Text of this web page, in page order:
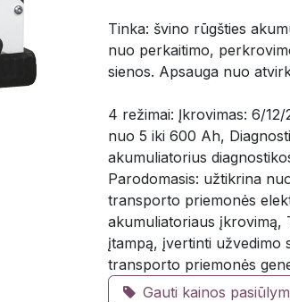
Tinka: švino rūgšties
nuo perkaitimo,
sienos. Apsauga nuo
4 režimai: Įkrovimas: 6/
nuo 5 iki 600 Ah,
akumuliatorius
Parodomasis: užtikrina
transporto priemonės
akumuliatoriaus įkrovimą,
įtampą, įvertinti užvedimo
transporto priemonės
Gauti kainos